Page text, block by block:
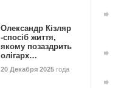
Олександр Кізляр
-спосіб життя,
якому позаздрить
олігарх…
20 Декабря 2025 года